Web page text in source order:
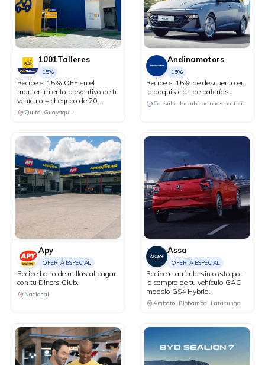
1001Talleres
15%
Recibe el 15% OFF en el
mantenimiento preventivo de tu
vehículo + chequeo de 20
puntos sin costo.
Quito, Guayaquil
Andinamotors
15%
Recibe el 15% de descuento en
la adquisición de baterías.
Consulta las ubicaciones participantes
Apy
OFERTA ESPECIAL
Recibe bono de millas al pagar
con tu Diners Club.
Nacional
Assa
OFERTA ESPECIAL
Recibe matrícula sin costo por
la compra de tu vehículo GAC
modelo GS4 Hybrid.
Ambato, Riobamba, Latacunga